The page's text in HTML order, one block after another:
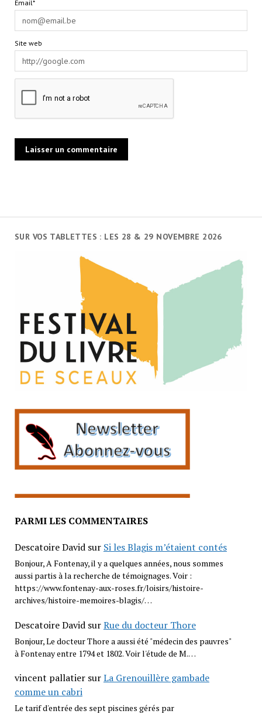
SUR VOS TABLETTES : LES 28 & 29 NOVEMBRE 2026
PARMI LES COMMENTAIRES
Descatoire Davidsur Si les Blagis m’étaient contés
Bonjour, A Fontenay, il y a quelques années, nous sommes
aussi partis à la recherche de témoignages. Voir :
https://www.fontenay-aux-roses.fr/loisirs/histoire-
archives/histoire-memoires-blagis/…
Descatoire DavidsurRue du docteur Thore
Bonjour, Le docteur Thore a aussi été "médecin des pauvres"
à Fontenay entre 1794 et 1802. Voir l'étude de M.…
vincent pallatiersurLa Grenouillère gambade
comme un cabri
Le tarif d'entrée des sept piscines gérés par
Email*
Site web